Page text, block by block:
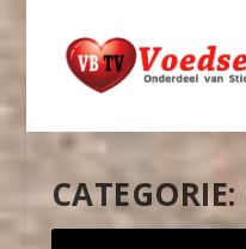
CATEGORIE: